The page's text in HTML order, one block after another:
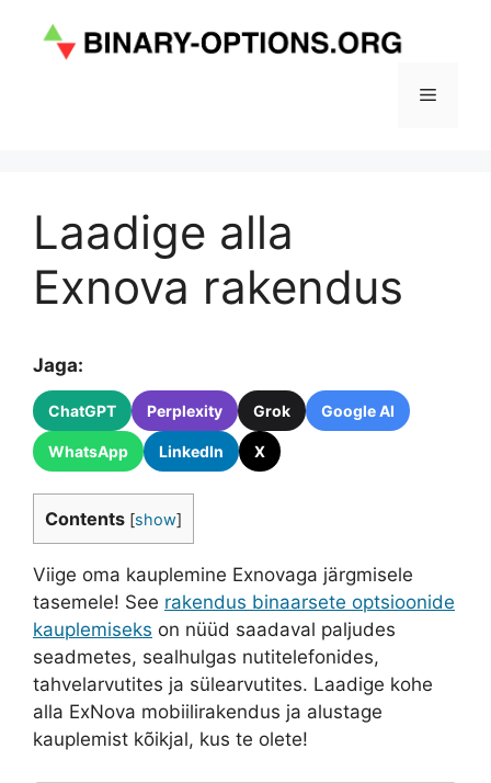
Menu
Laadige alla
Exnova rakendus
Jaga:
ChatGPT Perplexity Grok Google AI
WhatsApp LinkedIn X
Contents [show]
Viige oma kauplemine Exnovaga järgmisele
tasemele! See rakendus binaarsete optsioonide
kauplemiseks on nüüd saadaval paljudes
seadmetes, sealhulgas nutitelefonides,
tahvelarvutites ja sülearvutites. Laadige kohe
alla ExNova mobiilirakendus ja alustage
kauplemist kõikjal, kus te olete!